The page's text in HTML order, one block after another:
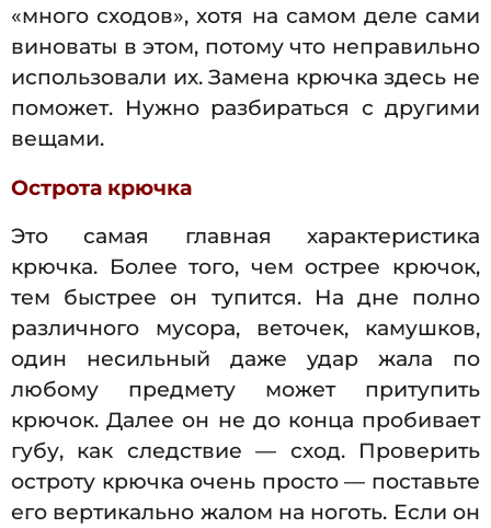
«много сходов», хотя на самом деле сами
виноваты в этом, потому что неправильно
использовали их. Замена крючка здесь не
поможет. Нужно разбираться с другими
вещами.
Острота крючка
Это самая главная характеристика
крючка. Более того, чем острее крючок,
тем быстрее он тупится. На дне полно
различного мусора, веточек, камушков,
один несильный даже удар жала по
любому предмету может притупить
крючок. Далее он не до конца пробивает
губу, как следствие — сход. Проверить
остроту крючка очень просто — поставьте
его вертикально жалом на ноготь. Если он